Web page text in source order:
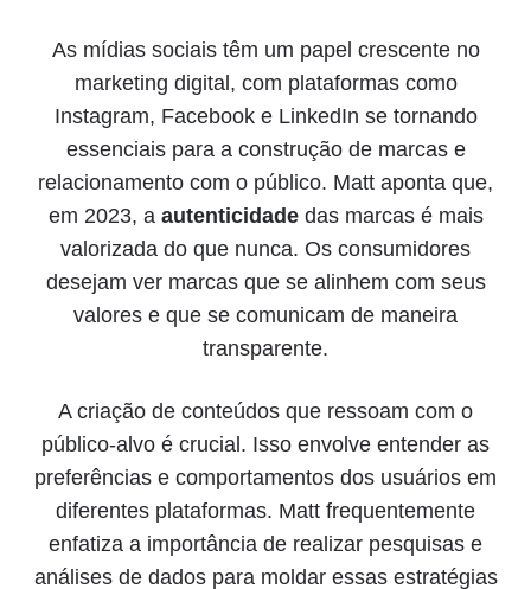
As mídias sociais têm um papel crescente no
marketing digital, com plataformas como
Instagram, Facebook e LinkedIn se tornando
essenciais para a construção de marcas e
relacionamento com o público. Matt aponta que,
em 2023, a autenticidadedas marcas é mais
valorizada do que nunca. Os consumidores
desejam ver marcas que se alinhem com seus
valores e que se comunicam de maneira
transparente.
A criação de conteúdos que ressoam com o
público-alvo é crucial. Isso envolve entender as
preferências e comportamentos dos usuários em
diferentes plataformas. Matt frequentemente
enfatiza a importância de realizar pesquisas e
análises de dados para moldar essas estratégias